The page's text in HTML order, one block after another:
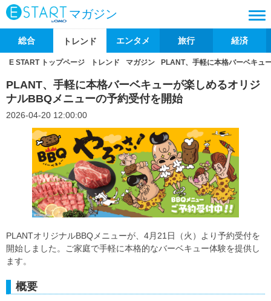
マガジン
総合 トレンド エンタメ 旅行 経済
E START トップページ トレンド マガジン PLANT、手軽に本格バーベキュ
PLANT、手軽に本格バーベキューが楽しめるオリジ
ナルBBQメニューの予約受付を開始
2026-04-20 12:00:00
PLANTオリジナルBBQメニューが、4月21日（火）より予約受付を
開始しました。ご家庭で手軽に本格的なバーベキュー体験を提供し
ます。
概要